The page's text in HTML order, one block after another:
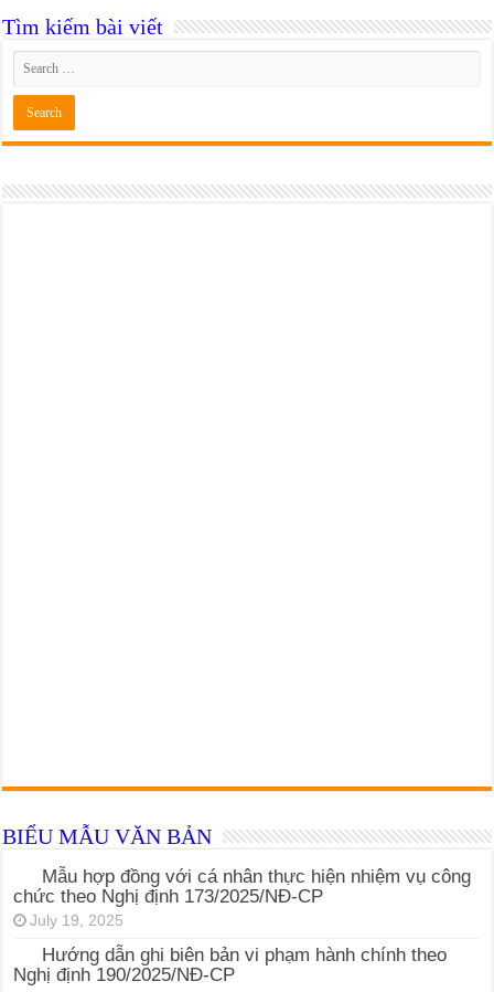
Tìm kiếm bài viết
BIỂU MẪU VĂN BẢN
Mẫu hợp đồng với cá nhân thực hiện nhiệm vụ công
chức theo Nghị định 173/2025/NĐ-CP
July 19, 2025
Hướng dẫn ghi biên bản vi phạm hành chính theo
Nghị định 190/2025/NĐ-CP